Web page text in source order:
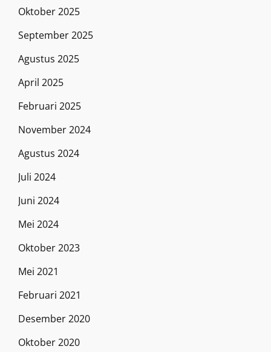
Oktober 2025
September 2025
Agustus 2025
April 2025
Februari 2025
November 2024
Agustus 2024
Juli 2024
Juni 2024
Mei 2024
Oktober 2023
Mei 2021
Februari 2021
Desember 2020
Oktober 2020